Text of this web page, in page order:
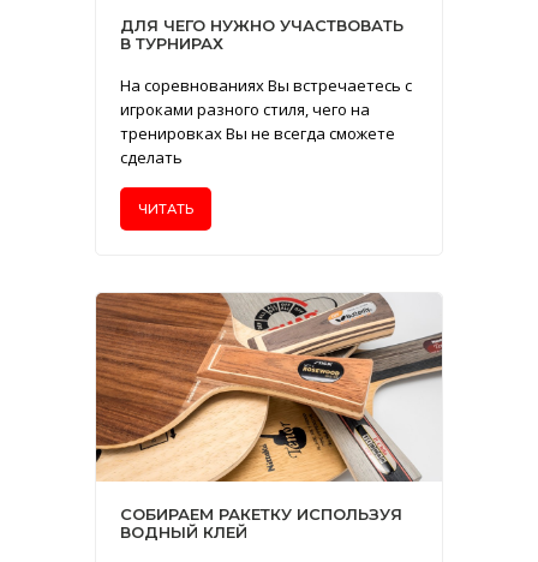
ДЛЯ ЧЕГО НУЖНО УЧАСТВОВАТЬ
В ТУРНИРАХ
На соревнованиях Вы встречаетесь с
игроками разного стиля, чего на
тренировках Вы не всегда сможете
сделать
ЧИТАТЬ
СОБИРАЕМ РАКЕТКУ ИСПОЛЬЗУЯ
ВОДНЫЙ КЛЕЙ